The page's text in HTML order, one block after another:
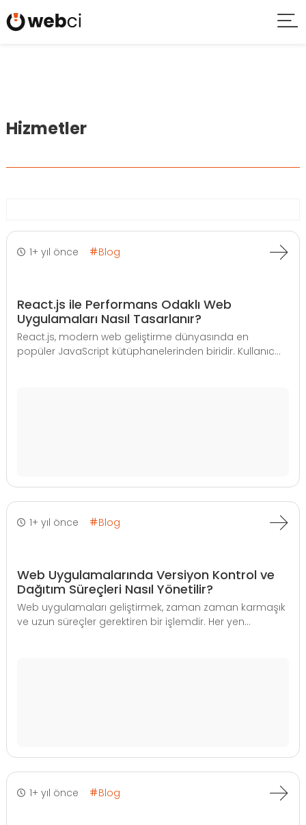
Hizmetler
1+ yıl önce Blog
React.js ile Performans Odaklı Web
Uygulamaları Nasıl Tasarlanır?
React.js, modern web geliştirme dünyasında en
popüler JavaScript kütüphanelerinden biridir. Kullanıc...
1+ yıl önce Blog
Web Uygulamalarında Versiyon Kontrol ve
Dağıtım Süreçleri Nasıl Yönetilir?
Web uygulamaları geliştirmek, zaman zaman karmaşık
ve uzun süreçler gerektiren bir işlemdir. Her yen...
1+ yıl önce Blog